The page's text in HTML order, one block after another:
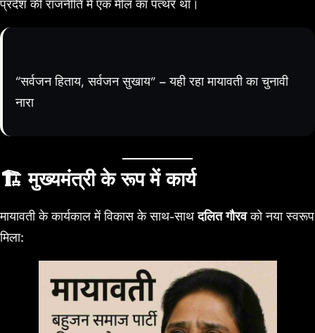
प्रदेश की राजनीति में एक मील का पत्थर था।
“सर्वजन हिताय, सर्वजन सुखाय” – यही रहा मायावती का चुनावी
नारा
🏗️मुख्यमंत्री के रूप में कार्य
मायावती के कार्यकाल में विकास के साथ-साथदलित गौरवको नया स्वरूप
मिला: